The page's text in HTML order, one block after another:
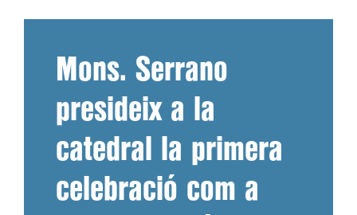
Mons. Serrano
presideix a la
catedral la primera
celebració com a